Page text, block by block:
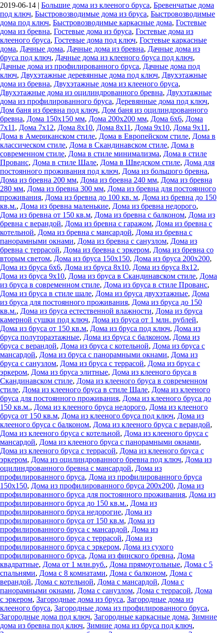
2019-06-14 | Большие дома из клееного бруса, Бревенчатые дома
под ключ, Быстровозводимые дома из бруса, Быстровозводимые
дома под ключ, Быстровозводимые каркасные дома, Гостевые
дома из бревна, Гостевые дома из бруса, Гостевые дома из
клееного бруса, Гостевые дома под ключ, Гостевые каркасные
дома, Дачные дома, Дачные дома из бревна, Дачные дома из
бруса под ключ, Дачные дома из клееного бруса под ключ,
Дачные дома из профилированного бруса, Дачные дома под
ключ, Двухэтажные деревянные дома под ключ, Двухэтажные
дома из бревна, Двухэтажные дома из клееного бруса,
Двухэтажные дома из оцилиндрованного бревна, Двухэтажные
дома из профилированного бруса, Деревянные дома под ключ,
Дом баня из бревна под ключ, Дом баня из оцилиндрованного
бревна, Дома 150х150 мм, Дома 200х200 мм, Дома 6x6, Дома
7х11 , Дома 7х12, Дома 8х10, Дома 8х11 , Дома 9х10, Дома 9х11 ,
Дома в Американском стиле, Дома в Европейском стиле, Дома в
классическом стиле, Дома в Скандинавском стиле, Дома в
современном стиле, Дома в стиле минимализма, Дома в стиле
Прованс, Дома в стиле Шале, Дома в Шведском стиле, Дома для
постоянного проживания под ключ, Дома из большого бревна,
Дома из бревна 200 мм, Дома из бревна 240 мм, Дома из бревна
280 мм, Дома из бревна 300 мм, Дома из бревна для постоянного
проживания, Дома из бревна до 100 кв. м, Дома из бревна до 150
кв.м., Дома из бревна маленькие, Дома из бревна недорого,
Дома из бревна от 150 кв.м, Дома из бревна с балконом, Дома из
бревна с верандой, Дома из бревна с гаражом, Дома из бревна с
котельной, Дома из бревна с мансардой, Дома из бревна с
панорамными окнами, Дома из бревна с санузлом, Дома из
бревна с террасой, Дома из бревна с эркером, Дома из бревна со
вторым светом, Дома из бруса 150х150, Дома из бруса 200х200,
Дома из бруса 6x6, Дома из бруса 8х10, Дома из бруса 8х12,
Дома из бруса 9х10, Дома из бруса в Скандинавском стиле, Дома
из бруса в современном стиле, Дома из бруса в стиле Прованс,
Дома из бруса в стиле шале, Дома из бруса двухэтажные, Дома
из бруса для постоянного проживания, Дома из бруса до 150
кв.м., Дома из бруса естественной влажности, Дома из бруса
камерной сушки под ключ, Дома из бруса от 1 млн. рублей,
Дома из бруса от 150 кв.м, Дома из бруса под ключ, Дома из
бруса полутораэтажные, Дома из бруса с балконом, Дома из
бруса с верандой, Дома из бруса с котельной, Дома из бруса с
мансардой, Дома из бруса с панорамными окнами, Дома из
бруса с санузлом, Дома из бруса с террасой, Дома из бруса с
эркером, Дома из бруса элитные, Дома из клееного бруса в
Скандинавском стиле, Дома из клееного бруса в современном
стиле, Дома из клееного бруса в стиле Шале, Дома из клееного
бруса для постоянного проживания, Дома из клееного бруса до
150 кв.м., Дома из клееного бруса недорого, Дома из клееного
бруса от 150 кв.м, Дома из клееного бруса под ключ, Дома из
клееного бруса с балконом, Дома из клееного бруса с верандой,
Дома из клееного бруса с котельной, Дома из клееного бруса с
мансардой, Дома из клееного бруса с панорамными окнами,
Дома из клееного бруса с террасой, Дома из клееного бруса с
эркером, Дома из оцилиндрованного бревна под ключ, Дома из
оцилиндрованного бревна с мансардой, Дома из
профилированного бруса, Дома из профилированного бруса
150х150, Дома из профилированного бруса 200х200, Дома из
профилированного бруса для постоянного проживания, Дома из
профилированного бруса до 150 кв.м., Дома из
профилированного бруса недорогие, Дома из
профилированного бруса от 150 кв.м, Дома из
профилированного бруса с мансардой, Дома из
профилированного бруса с террасой, Дома из
профилированного бруса с эркером, Дома из сухого
профилированного бруса, Дома из финского бревна, Дома
квадратные, Дома от 1 млн.руб., Дома прямоугольные, Дома с 5
спальнями, Дома с 8 комнатами, Дома с балконом, Дома с
верандой, Дома с котельной, Дома с мансардой, Дома с
панорамными окнами, Дома с санузлом, Дома с террасой, Дома
с эркером, Загородные дома из бруса, Загородные дома из
клееного бруса, Загородные дома из профилированного бруса,
Загородные дома под ключ, Загородные каркасные дома, Зимние
дома из бревна под ключ, Зимние дома из бруса под ключ,